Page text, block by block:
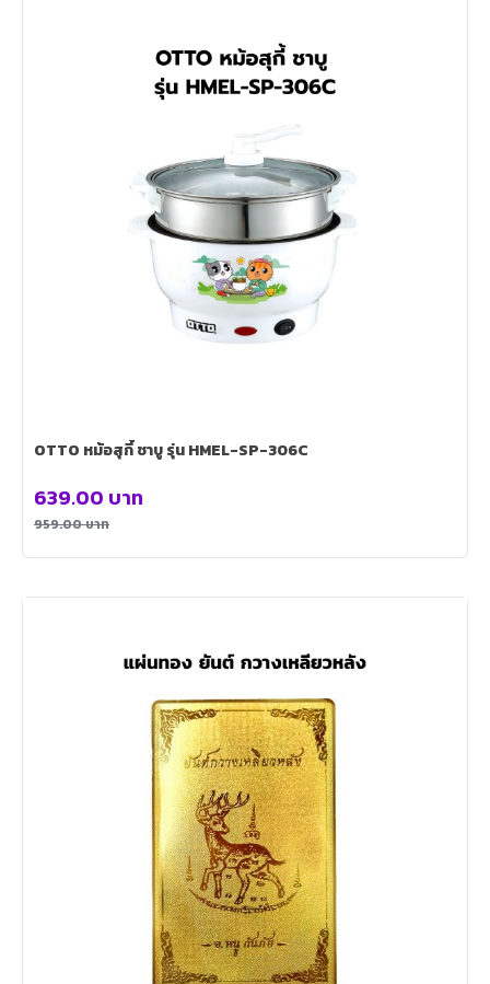
OTTO หม้อสุกี้ ชาบู รุ่น HMEL-SP-306C
959.00บาท
639.00 บาท